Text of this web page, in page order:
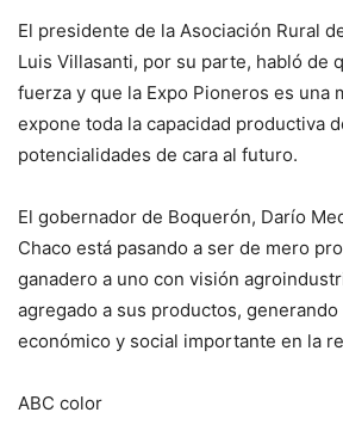
El presidente de la Asociación Rural
Luis Villasanti, por su parte, habló de
fuerza y que la Expo Pioneros es una
expone toda la capacidad productiva
potencialidades de cara al futuro.
El gobernador de Boquerón, Darío
Chaco está pasando a ser de mero
ganadero a uno con visión
agregado a sus productos, generando
económico y social importante en la
ABC color